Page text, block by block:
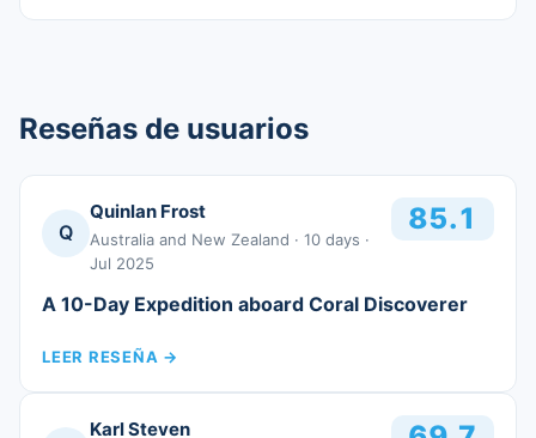
Reseñas de usuarios
Q
Quinlan Frost
Australia and New Zealand · 10 days ·
Jul 2025
85.1
A 10-Day Expedition aboard Coral Discoverer
LEER RESEÑA →
Karl Steven